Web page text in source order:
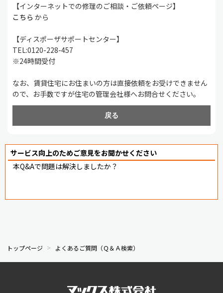
【インターネットでの修理のご相談・ご依頼ページ】
こちら から
【ディスポーザサポートセンター】
TEL:0120-228-457
※24時間受付
なお、賃貸住宅にお住まいの方は直接依頼をお受けできません
ので、お手数ですが住宅の管理会社様へお問合せください。
戻る
サービス向上のためご意見をお聞かせください
本Q&Aで問題は解決しましたか？
トップページ よくあるご質問（Ｑ＆Ａ検索）